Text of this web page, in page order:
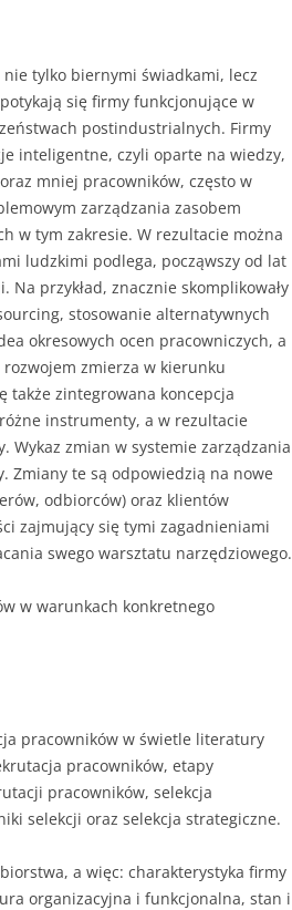
tylko biernymi świad­kami, lecz
się fir­my funkcjonujące w
postindustrialnych. Firmy
inteligentne, czyli oparte na wiedzy,
mniej pracowników, często w
zarządzania zasobem
w tym zakresie. W rezultacie można
ludzkimi podlega, począ­wszy od lat
przykład, znacznie skomplikowały
stosowanie alternatywnych
okresowych ocen pracowniczych, a
zmierza w kierunku
także zintegrowana koncepcja
instrumenty, a w rezultacie
Wykaz zmian w systemie zarządzania
Zmiany te są odpowiedzią na nowe
odbiorców) oraz klientów
zajmujący się tymi zagadnieniami
swego warsztatu narzędziowego.
w warunkach konkretnego
pracowników w świetle literatury
pracowników, etapy
pracowników, selekcja
selekcji oraz selekcja strategiczne.
a więc: charakterystyka firmy
organizacyjna i funkcjonalna, stan i